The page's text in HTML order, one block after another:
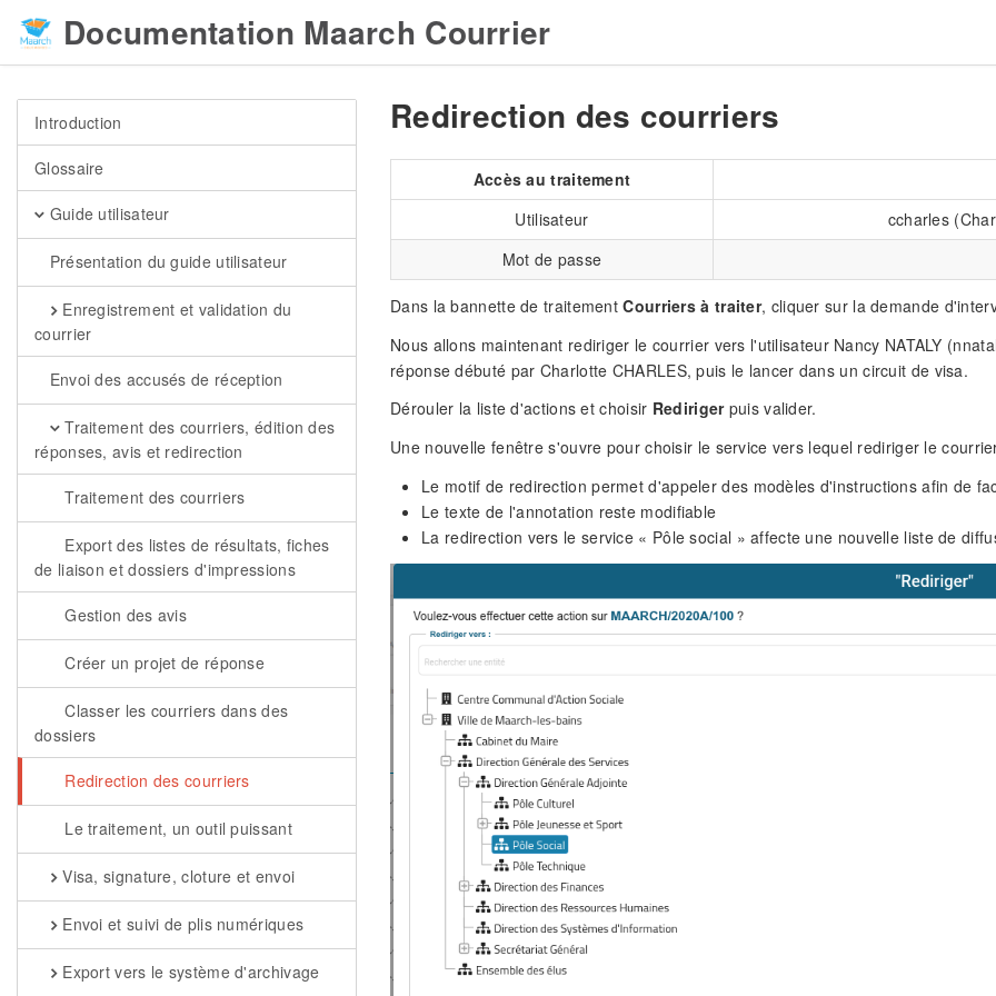
Documentation Maarch Courrier
Introduction
Glossaire
Guide utilisateur
Présentation du guide utilisateur
Enregistrement et validation du
courrier
Envoi des accusés de réception
Traitement des courriers, édition des
réponses, avis et redirection
Traitement des courriers
Export des listes de résultats, fiches
de liaison et dossiers d'impressions
Gestion des avis
Créer un projet de réponse
Classer les courriers dans des
dossiers
Redirection des courriers
Le traitement, un outil puissant
Visa, signature, cloture et envoi
Envoi et suivi de plis numériques
Export vers le système d'archivage
Redirection des courriers
Accès au traitement
Utilisateur
ccharles
Mot de passe
Dans la bannette de traitementCourriers à traiter, cliquer sur la demande
Nous allons maintenant rediriger le courrier vers l'utilisateur Nancy NATALY
réponse débuté par Charlotte CHARLES, puis le lancer dans un circuit de visa.
Dérouler la liste d'actions et choisir Redirigerpuis valider.
Une nouvelle fenêtre s'ouvre pour choisir le service vers lequel rediriger le
Le motif de redirection permet d'appeler des modèles d'instructions afin de
Le texte de l'annotation reste modifiable
La redirection vers le service « Pôle social » affecte une nouvelle liste de